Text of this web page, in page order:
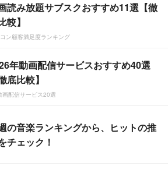
読み放題サブスクおすすめ11選【徹
較】
ン顧客満足度ランキング
年動画配信サービスおすすめ40選
底比較】
画配信サービス20選
の音楽ランキングから、ヒットの推
チェック！